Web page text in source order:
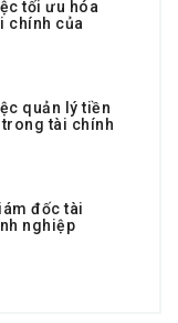
tối ưu hóa
chính của
quản lý tiền
trong tài chính
đốc tài
nghiệp